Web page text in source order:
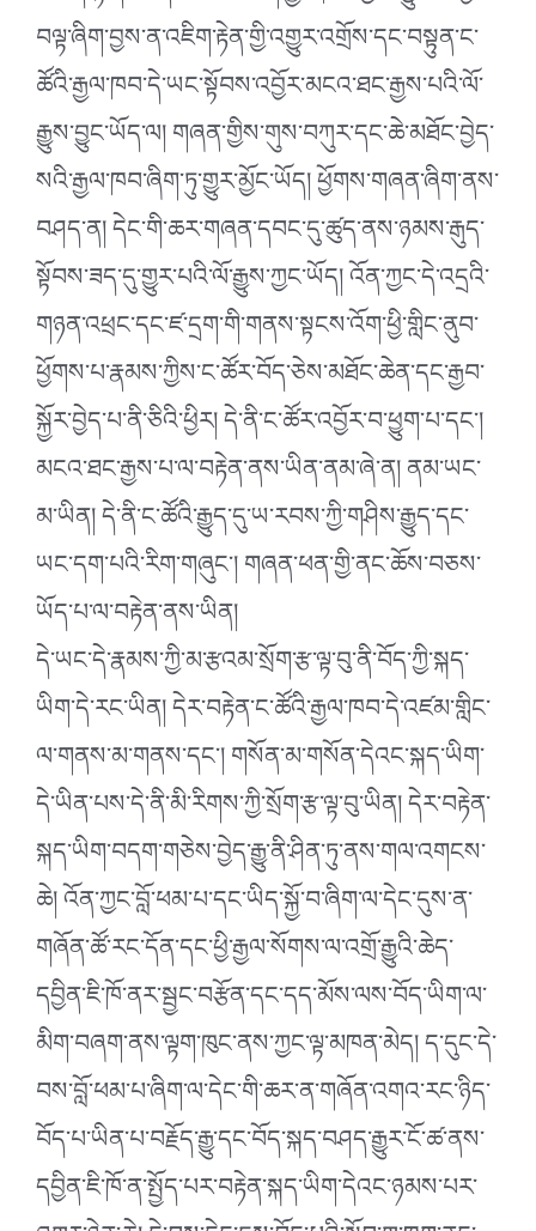
བལྟ་ཞིག་བྱས་ན་འཇིག་རྟེན་གྱི་འགྱུར་འགྲོས་དང་བསྟུན་ང་
ཚོའི་རྒྱལ་ཁབ་དེ་ཡང་སྟོབས་འབྱོར་མངའ་ཐང་རྒྱས་པའི་ལོ་
རྒྱུས་བྱུང་ཡོད་ལ། གཞན་གྱིས་གུས་བཀུར་དང་ཆེ་མཐོང་བྱེད་
སའི་རྒྱལ་ཁབ་ཞིག་ཏུ་གྱུར་མྱོང་ཡོད། ཕྱོགས་གཞན་ཞིག་ནས་
བཤད་ན། དེང་གི་ཆར་གཞན་དབང་དུ་ཚུད་ནས་ཉམས་རྒུད་
སྟོབས་ཟད་དུ་གྱུར་པའི་ལོ་རྒྱུས་ཀྱང་ཡོད། འོན་ཀྱང་དེ་འདྲའི་
གཉན་འཕྲང་དང་ཛ་དྲག་གི་གནས་སྟངས་འོག་ཕྱི་གླིང་ནུབ་
ཕྱོགས་པ་རྣམས་ཀྱིས་ང་ཚོར་བོད་ཅེས་མཐོང་ཆེན་དང་རྒྱབ་
སྐྱོར་བྱེད་པ་ནི་ཅིའི་ཕྱིར། དེ་ནི་ང་ཚོར་འབྱོར་བ་ཕྱུག་པ་དང༌།
མངའ་ཐང་རྒྱས་པ་ལ་བརྟེན་ནས་ཡིན་ནམ་ཞེ་ན། ནམ་ཡང་
མ་ཡིན། དེ་ནི་ང་ཚོའི་རྒྱུད་དུ་ཡ་རབས་ཀྱི་གཤིས་རྒྱུད་དང་
ཡང་དག་པའི་རིག་གཞུང༌། གཞན་ཕན་གྱི་ནང་ཆོས་བཅས་
ཡོད་པ་ལ་བརྟེན་ནས་ཡིན།
དེ་ཡང་དེ་རྣམས་ཀྱི་མ་རྩའམ་སྲོག་རྩ་ལྟ་བུ་ནི་བོད་ཀྱི་སྐད་
ཡིག་དེ་རང་ཡིན། དེར་བརྟེན་ང་ཚོའི་རྒྱལ་ཁབ་དེ་འཛམ་གླིང་
ལ་གནས་མ་གནས་དང༌། གསོན་མ་གསོན་དེའང་སྐད་ཡིག་
དེ་ཡིན་པས་དེ་ནི་མི་རིགས་ཀྱི་སྲོག་རྩ་ལྟ་བུ་ཡིན། དེར་བརྟེན་
སྐད་ཡིག་བདག་གཅེས་བྱེད་རྒྱུ་ནི་ཤིན་ཏུ་ནས་གལ་འགངས་
ཆེ། འོན་ཀྱང་བློ་ཕམ་པ་དང་ཡིད་སྐྱོ་བ་ཞིག་ལ་དེང་དུས་ན་
གཞོན་ཚོ་རང་དོན་དང་ཕྱི་རྒྱལ་སོགས་ལ་འགྲོ་རྒྱུའི་ཆེད་
དབྱིན་ཇི་ཁོ་ནར་སྦྱང་བརྩོན་དང་དད་མོས་ལས་བོད་ཡིག་ལ་
མིག་བཞག་ནས་ལྟག་ཁུང་ནས་ཀྱང་ལྟ་མཁན་མེད། ད་དུང་དེ་
བས་བློ་ཕམ་པ་ཞིག་ལ་དེང་གི་ཆར་ན་གཞོན་འགའ་རང་ཉིད་
བོད་པ་ཡིན་པ་བརྗོད་རྒྱུ་དང་བོད་སྐད་བཤད་རྒྱུར་ངོ་ཚ་ནས་
དབྱིན་ཇི་ཁོ་ན་སྤྱོད་པར་བརྟེན་སྐད་ཡིག་དེའང་ཉམས་པར་